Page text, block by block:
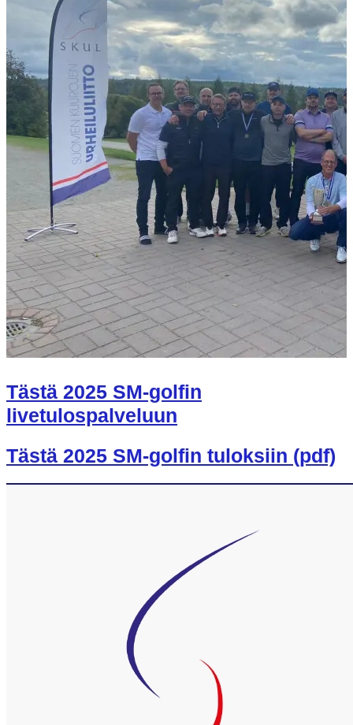
Tästä 2025 SM-golfin
livetulospalveluun
Tästä 2025 SM-golfin tuloksiin (pdf)